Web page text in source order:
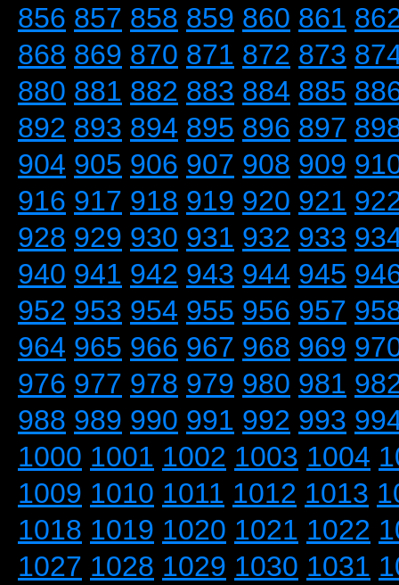
856 857 858 859 860 861
868 869 870 871 872 873
880 881 882 883 884 885
892 893 894 895 896 897
904 905 906 907 908 909
916 917 918 919 920 921
928 929 930 931 932 933
940 941 942 943 944 945
952 953 954 955 956 957
964 965 966 967 968 969
976 977 978 979 980 981
988 989 990 991 992 993
1000 1001 1002 1003 1004
1009 1010 1011 1012 1013
1018 1019 1020 1021 1022
1027 1028 1029 1030 1031